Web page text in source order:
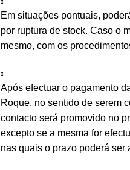
Em situações pontuais,
por ruptura de stock. Caso o
mesmo, com os
Após efectuar o pagamento
Roque, no sentido de serem
contacto será promovido no
excepto se a mesma for
nas quais o prazo poderá ser